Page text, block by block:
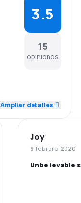
15
opiniones
3.5
3.8
Ampliar detalles
Joy
9 febrero 2020
Unbelievable